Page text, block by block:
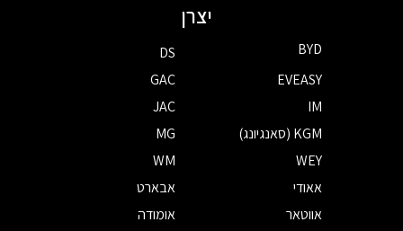
יצרן
BYD
DS
EVEASY
GAC
IM
JAC
KGM (סאנגיונג)
MG
WEY
WM
אאודי
אבארט
אווטאר
אומודה